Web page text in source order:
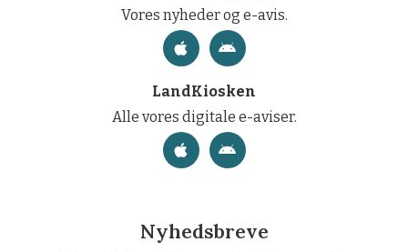
Vores nyheder og e-avis.
LandKiosken
Alle vores digitale e-aviser.
Nyhedsbreve